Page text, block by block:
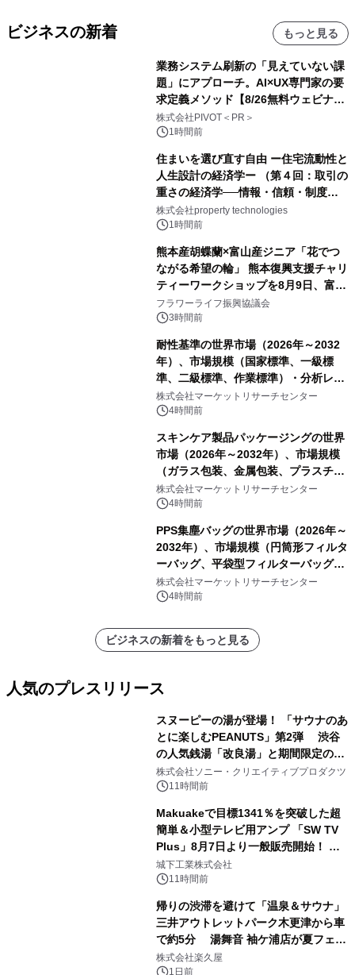
ビジネスの新着 もっと見る
業務システム刷新の「見えていない課
題」にアプローチ。AI×UX専門家の要
求定義メソッド【8/26無料ウェビナ
ー】株式会社PIVOT
株式会社PIVOT＜PR＞
1時間前
住まいを選び直す自由 ー住宅流動性と
人生設計の経済学ー （第４回：取引の
重さの経済学──情報・信頼・制度を
PropTechはどう組み替えるか）｜
PropTech-Lab
株式会社property technologies
1時間前
熊本産胡蝶蘭×富山産ジニア「花でつ
ながる希望の輪」 熊本復興支援チャリ
ティーワークショップを8月9日、富
山・射水で開催
フラワーライフ振興協議会
3時間前
耐性基準の世界市場（2026年～2032
年）、市場規模（国家標準、一級標
準、二級標準、作業標準）・分析レポ
ートを発表
株式会社マーケットリサーチセンター
4時間前
スキンケア製品パッケージングの世界
市場（2026年～2032年）、市場規模
（ガラス包装、金属包装、プラスチッ
ク包装、その他）・分析レポートを発
表
株式会社マーケットリサーチセンター
4時間前
PPS集塵バッグの世界市場（2026年～
2032年）、市場規模（円筒形フィルタ
ーバッグ、平袋型フィルターバッグ、
プリーツフィルターバッグ、その
他）・分析レポートを発表
株式会社マーケットリサーチセンター
4時間前
ビジネスの新着をもっと見る
人気のプレスリリース
スヌーピーの湯が登場！ 「サウナのあ
とに楽しむPEANUTS」第2弾 渋谷
の人気銭湯「改良湯」と期間限定のコ
ラボレーション サウナイキタイコラ
ボグッズも発売決定！
株式会社ソニー・クリエイティブプロダクツ
11時間前
Makuakeで目標1341％を突破した超
簡単＆小型テレビ用アンプ 「SW TV
Plus」8月7日より一般販売開始！ ケ
ーブル1本つなぐだけ、テレビの音が
ぐっと豊かに
城下工業株式会社
11時間前
帰りの渋滞を避けて「温泉＆サウナ」
三井アウトレットパーク木更津から車
で約5分 湯舞音 袖ケ浦店が夏フェア
メニューを提供
株式会社楽久屋
1日前